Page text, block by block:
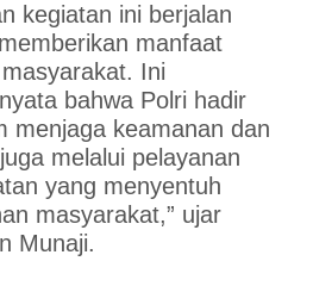
kegiatan ini berjalan
manfaat
Ini
bahwa Polri hadir
menjaga keamanan dan
melalui pelayanan
yang menyentuh
masyarakat,” ujar
Munaji.